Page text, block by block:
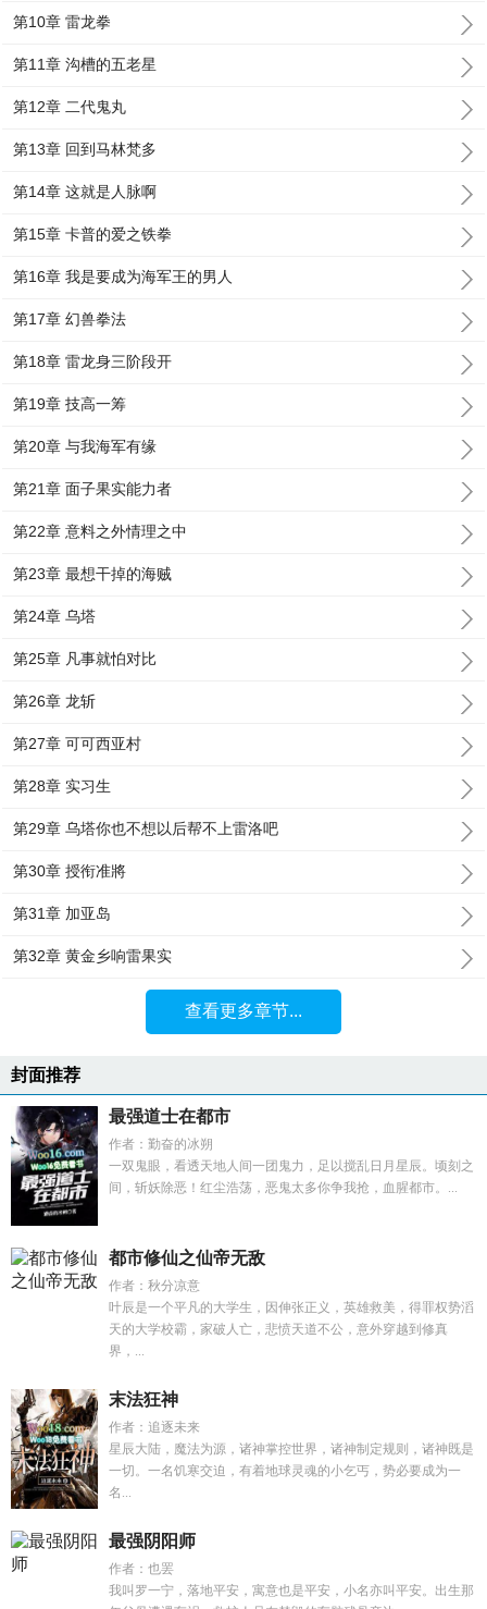
第10章 雷龙拳
第11章 沟槽的五老星
第12章 二代鬼丸
第13章 回到马林梵多
第14章 这就是人脉啊
第15章 卡普的爱之铁拳
第16章 我是要成为海军王的男人
第17章 幻兽拳法
第18章 雷龙身三阶段开
第19章 技高一筹
第20章 与我海军有缘
第21章 面子果实能力者
第22章 意料之外情理之中
第23章 最想干掉的海贼
第24章 乌塔
第25章 凡事就怕对比
第26章 龙斩
第27章 可可西亚村
第28章 实习生
第29章 乌塔你也不想以后帮不上雷洛吧
第30章 授衔准將
第31章 加亚岛
第32章 黄金乡响雷果实
查看更多章节...
封面推荐
最强道士在都市
作者：勤奋的冰朔
一双鬼眼，看透天地人间一团鬼力，足以搅乱日月星辰。顷刻之
间，斩妖除恶！红尘浩荡，恶鬼太多你争我抢，血腥都市。...
都市修仙之仙帝无敌
作者：秋分凉意
叶辰是一个平凡的大学生，因伸张正义，英雄救美，得罪权势滔
天的大学校霸，家破人亡，悲愤天道不公，意外穿越到修真
界，...
末法狂神
作者：追逐未来
星辰大陆，魔法为源，诸神掌控世界，诸神制定规则，诸神既是
一切。一名饥寒交迫，有着地球灵魂的小乞丐，势必要成为一
名...
最强阴阳师
作者：也罢
我叫罗一宁，落地平安，寓意也是平安，小名亦叫平安。出生那